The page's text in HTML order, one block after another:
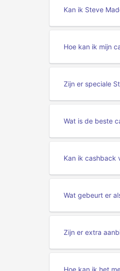
Kan ik Steve
Hoe kan ik mijn
Zijn er speciale
Wat is de beste
Kan ik cashback
Wat gebeurt er
Zijn er extra
Hoe kan ik het